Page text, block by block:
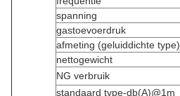
spanning
gastoevoerdruk
afmeting (geluiddichte type)
nettogewicht
NG verbruik
standaard type-db(A)@1m